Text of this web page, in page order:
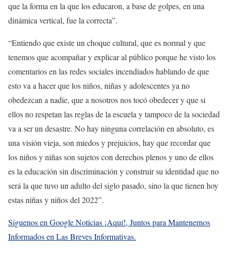
que la forma en la que los educaron, a base de golpes, en una
dinámica vertical, fue la correcta”.
“Entiendo que existe un choque cultural, que es normal y que
tenemos que acompañar y explicar al público porque he visto los
comentarios en las redes sociales incendiados hablando de que
esto va a hacer que los niños, niñas y adolescentes ya no
obedezcan a nadie, que a nosotros nos tocó obedecer y que si
ellos no respetan las reglas de la escuela y tampoco de la sociedad
va a ser un desastre. No hay ninguna correlación en absoluto, es
una visión vieja, son miedos y prejuicios, hay que recordar que
los niños y niñas son sujetos con derechos plenos y uno de ellos
es la educación sin discriminación y construir su identidad que no
será la que tuvo un adulto del siglo pasado, sino la que tienen hoy
estas niñas y niños del 2022”.
Síguenos en Google Noticias ¡Aquí!, Juntos para Mantenernos
Informados en Las Breves Informativas.